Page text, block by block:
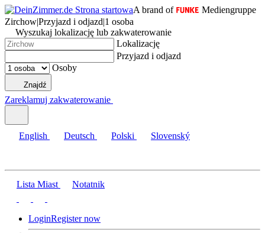
A brand of
Mediengruppe
Zirchow|Przyjazd i odjazd|1 osoba
Wyszukaj lokalizację lub zakwaterowanie
Lokalizację
Przyjazd i odjazd
Osoby
Znajdź
Zareklamuj zakwaterowanie
English Deutsch Polski Slovenský
Lista Miast Notatnik
LoginRegister now